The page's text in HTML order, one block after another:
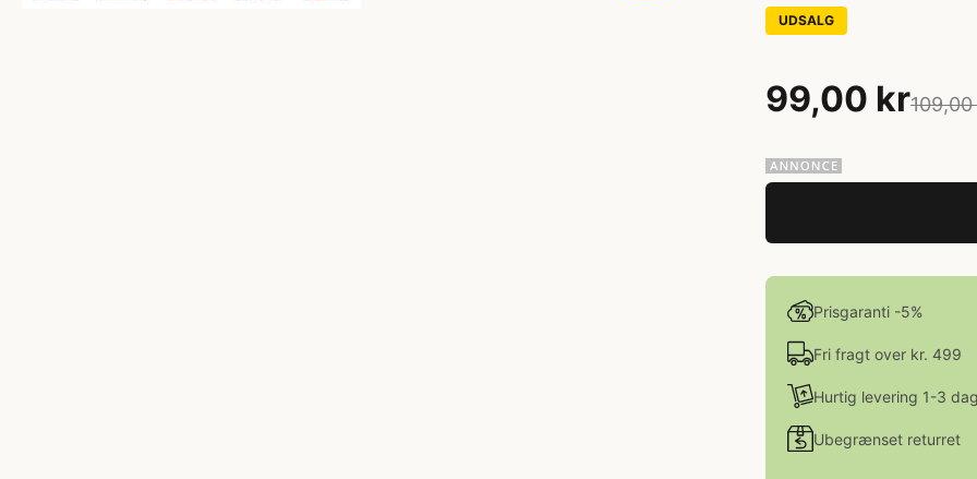
UDSALG
99,00 kr
Prisgaranti -5%
Fri fragt over kr. 499
Hurtig levering 1-3
Ubegrænset returret